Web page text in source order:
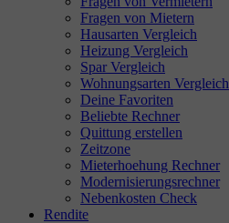
Fragen von Mietern
Hausarten Vergleich
Heizung Vergleich
Spar Vergleich
Wohnungsarten Vergleich
Deine Favoriten
Beliebte Rechner
Quittung erstellen
Zeitzone
Mieterhoehung Rechner
Modernisierungsrechner
Nebenkosten Check
Rendite